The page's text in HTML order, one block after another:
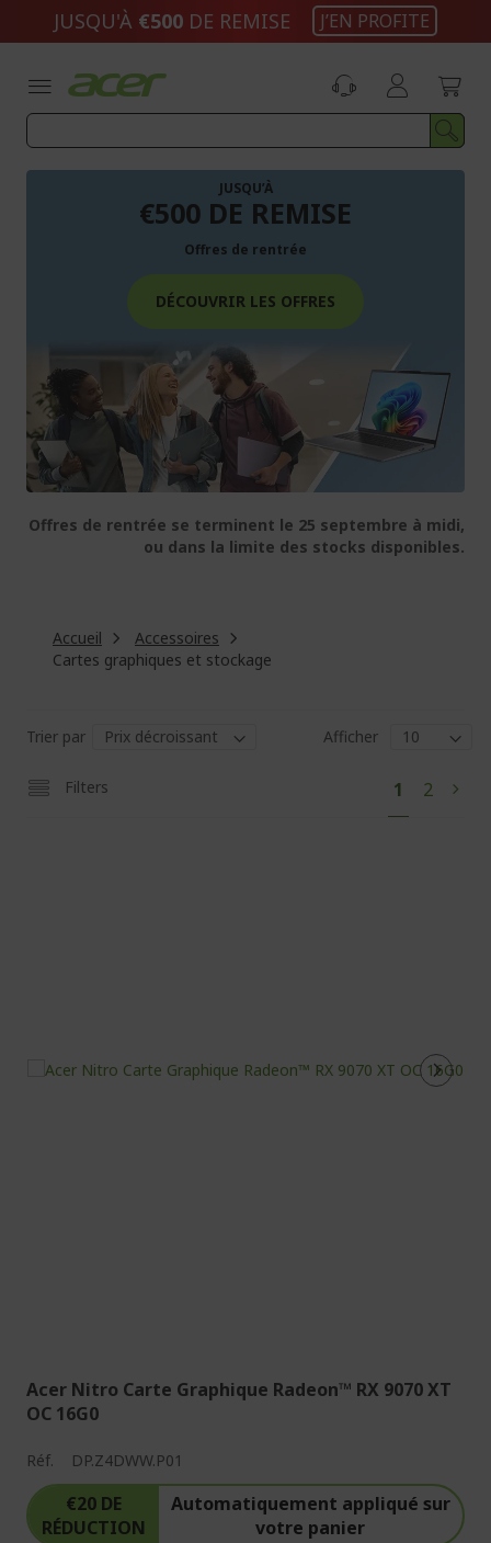
JUSQU'À €500 DE REMISE J’EN PROFITE
JUSQU’À
€500 DE REMISE
Offres de rentrée
DÉCOUVRIR LES OFFRES
Offres de rentrée se terminent le 25 septembre à midi,
ou dans la limite des stocks disponibles.
Accueil
Accessoires
Cartes graphiques et stockage
Trier par Afficher
Filters
Vous
lisez
1 Page
2 Page
Acer Nitro Carte Graphique Radeon™ RX 9070 XT
OC 16G0
Réf. DP.Z4DWW.P01
€20 DE
RÉDUCTION
Automatiquement appliqué sur
votre panier